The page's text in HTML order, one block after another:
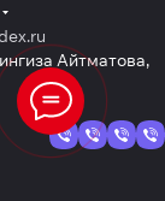
Айтматова,